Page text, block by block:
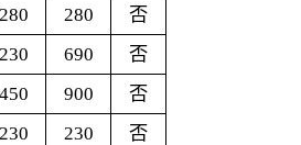
280 280
否
230 690
否
450 900
否
230 230
否